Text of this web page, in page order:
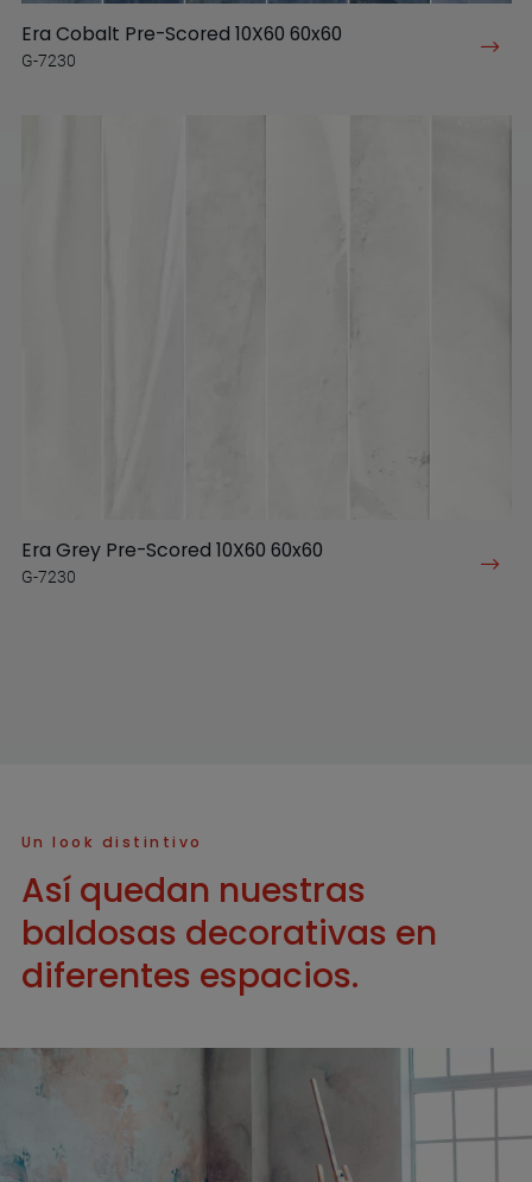
Era Cobalt Pre-Scored 10X60 60x60
G-7230
Era Grey Pre-Scored 10X60 60x60
G-7230
Un look distintivo
Así quedan nuestras
baldosas decorativas en
diferentes espacios.